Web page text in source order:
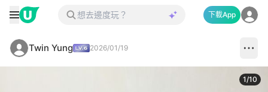
下載App
Twin Yung 2026/01/19
1/10